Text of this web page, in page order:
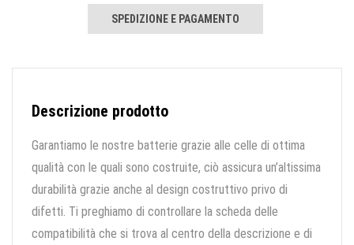
SPEDIZIONE E PAGAMENTO
Descrizione prodotto
Garantiamo le nostre batterie grazie alle celle di ottima
qualità con le quali sono costruite, ciò assicura un’altissima
durabilità grazie anche al design costruttivo privo di
difetti. Ti preghiamo di controllare la scheda delle
compatibilità che si trova al centro della descrizione e di